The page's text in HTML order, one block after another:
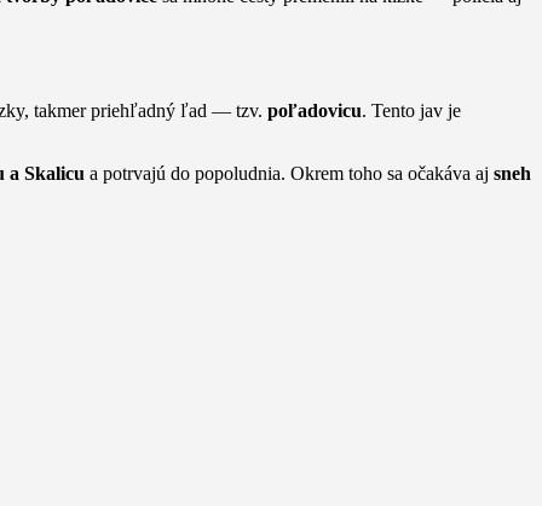
takmer priehľadný ľad — tzv. poľadovicu. Tento jav je
a Skalicu a potrvajú do popoludnia. Okrem toho sa očakáva aj sneh